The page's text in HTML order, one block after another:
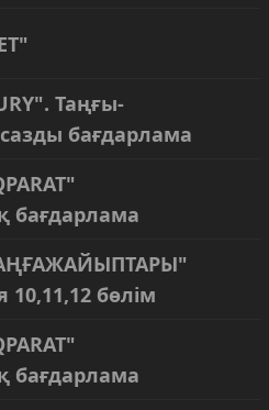
Таңғы-
бағдарлама
бағдарлама
10,11,12 бөлім
бағдарлама